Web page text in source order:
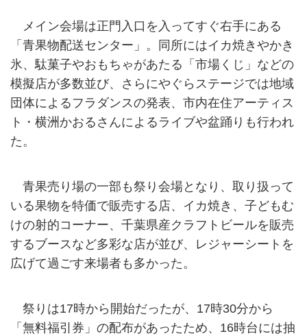
メイン会場は正門入口を入ってすぐ右手にある
「青果物配送センター」。同所にはイカ焼きやかき
氷、駄菓子やおもちゃがあたる「市場くじ」などの
模擬店が多数並び、さらにやぐらステージでは地域
団体によるフラダンスの発表、市内在住アーティス
ト・横洲かおるさんによるライブや盆踊りも行われ
た。
青果売り場の一部も祭り会場となり、取り扱って
いる果物を特価で販売する店、イカ焼き、子どもむ
けの射的コーナー、千葉県産クラフトビールを販売
するブースなど多彩な店が並び、レジャーシートを
広げて過ごす来場者も多かった。
祭りは17時から開始だったが、17時30分から
「無料福引券」の配布があったため、16時台には抽